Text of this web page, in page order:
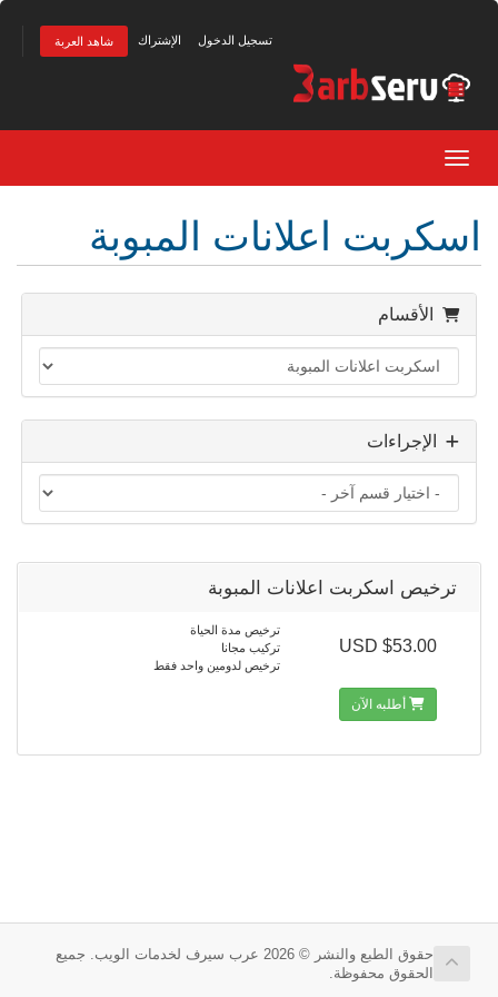
تسجيل الدخول الإشتراك شاهد العربة
Toggle navigation
اسكربت اعلانات المبوبة
الأقسام
الإجراءات
ترخيص اسكربت اعلانات المبوبة
ترخيص مدة الحياة
تركيب مجانا
ترخيص لدومين واحد فقط
$53.00 USD
أطلبه الآن
حقوق الطبع والنشر © 2026 عرب سيرف لخدمات الويب. جميع
الحقوق محفوظة.